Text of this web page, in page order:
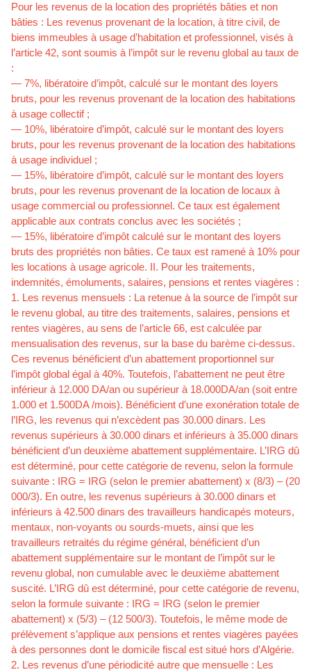
Pour les revenus de la location des propriétés bâties et non
bâties : Les revenus provenant de la location, à titre civil, de
biens immeubles à usage d’habitation et professionnel, visés à
l’article 42, sont soumis à l’impôt sur le revenu global au taux de
:
— 7%, libératoire d’impôt, calculé sur le montant des loyers
bruts, pour les revenus provenant de la location des habitations
à usage collectif ;
— 10%, libératoire d’impôt, calculé sur le montant des loyers
bruts, pour les revenus provenant de la location des habitations
à usage individuel ;
— 15%, libératoire d’impôt, calculé sur le montant des loyers
bruts, pour les revenus provenant de la location de locaux à
usage commercial ou professionnel. Ce taux est également
applicable aux contrats conclus avec les sociétés ;
— 15%, libératoire d’impôt calculé sur le montant des loyers
bruts des propriétés non bâties. Ce taux est ramené à 10% pour
les locations à usage agricole. II. Pour les traitements,
indemnités, émoluments, salaires, pensions et rentes viagères :
1. Les revenus mensuels : La retenue à la source de l’impôt sur
le revenu global, au titre des traitements, salaires, pensions et
rentes viagères, au sens de l’article 66, est calculée par
mensualisation des revenus, sur la base du barème ci-dessus.
Ces revenus bénéficient d’un abattement proportionnel sur
l’impôt global égal à 40%. Toutefois, l’abattement ne peut être
inférieur à 12.000 DA/an ou supérieur à 18.000DA/an (soit entre
1.000 et 1.500DA /mois). Bénéficient d’une exonération totale de
l’IRG, les revenus qui n’excèdent pas 30.000 dinars. Les
revenus supérieurs à 30.000 dinars et inférieurs à 35.000 dinars
bénéficient d’un deuxième abattement supplémentaire. L’IRG dû
est déterminé, pour cette catégorie de revenu, selon la formule
suivante : IRG = IRG (selon le premier abattement) x (8/3) – (20
000/3). En outre, les revenus supérieurs à 30.000 dinars et
inférieurs à 42.500 dinars des travailleurs handicapés moteurs,
mentaux, non-voyants ou sourds-muets, ainsi que les
travailleurs retraités du régime général, bénéficient d’un
abattement supplémentaire sur le montant de l’impôt sur le
revenu global, non cumulable avec le deuxième abattement
suscité. L’IRG dû est déterminé, pour cette catégorie de revenu,
selon la formule suivante : IRG = IRG (selon le premier
abattement) x (5/3) – (12 500/3). Toutefois, le même mode de
prélèvement s’applique aux pensions et rentes viagères payées
à des personnes dont le domicile fiscal est situé hors d’Algérie.
2. Les revenus d’une périodicité autre que mensuelle : Les